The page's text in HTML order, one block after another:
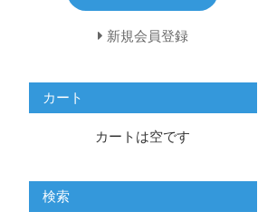
新規会員登録
カート
カートは空です
検索